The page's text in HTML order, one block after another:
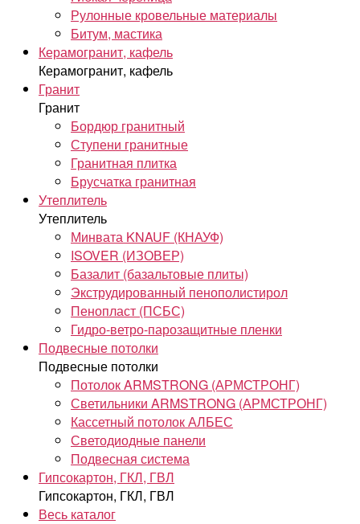
Рулонные кровельные материалы
Битум, мастика
Керамогранит, кафель
Керамогранит, кафель
Гранит
Гранит
Бордюр гранитный
Ступени гранитные
Гранитная плитка
Брусчатка гранитная
Утеплитель
Утеплитель
Минвата KNAUF (КНАУФ)
ISOVER (ИЗОВЕР)
Базалит (базальтовые плиты)
Экструдированный пенополистирол
Пенопласт (ПСБС)
Гидро-ветро-парозащитные пленки
Подвесные потолки
Подвесные потолки
Потолок ARMSTRONG (АРМСТРОНГ)
Светильники ARMSTRONG (АРМСТРОНГ)
Кассетный потолок АЛБЕС
Светодиодные панели
Подвесная система
Гипсокартон, ГКЛ, ГВЛ
Гипсокартон, ГКЛ, ГВЛ
Весь каталог